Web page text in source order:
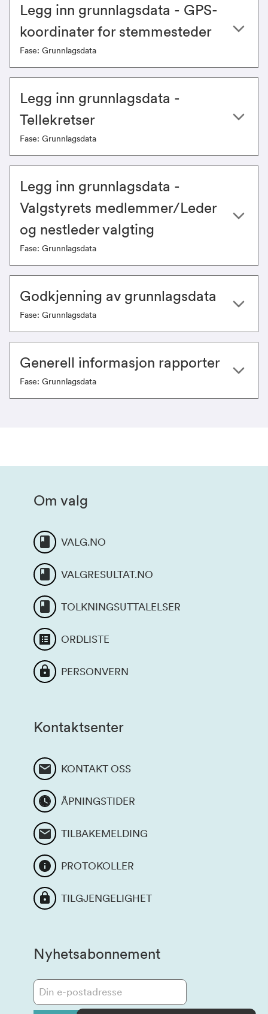
Legg inn grunnlagsdata - GPS-
koordinater for stemmesteder
Fase: Grunnlagsdata
​​​Legg inn grunnlagsdata -
Tellekretser
Fase: Grunnlagsdata
Legg inn grunnlagsdata -
Valgstyrets medlemmer/Leder
og nestleder valgting
Fase: Grunnlagsdata
Godkjenning av grunnlagsdata
Fase: Grunnlagsdata
Generell informasjon rapporter
Fase: Grunnlagsdata
Om valg
VALG.NO
VALGRESULTAT.NO
TOLKNINGSUTTALELSER
ORDLISTE
PERSONVERN
Kontaktsenter
KONTAKT OSS
ÅPNINGSTIDER
TILBAKEMELDING
PROTOKOLLER
TILGJENGELIGHET
Nyhetsabonnement